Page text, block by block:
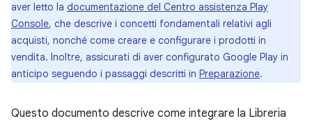
aver letto la documentazione del Centro assistenza Play
Console, che descrive i concetti fondamentali relativi agli
acquisti, nonché come creare e configurare i prodotti in
vendita. Inoltre, assicurati di aver configurato Google Play in
anticipo seguendo i passaggi descritti in Preparazione.
Questo documento descrive come integrare la Libreria